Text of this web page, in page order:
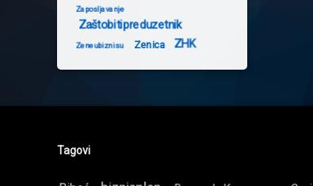
Zaposljavanje
Zaštobitipreduzetnik
Zeneubiznisu Zenica ZHK
Tagovi